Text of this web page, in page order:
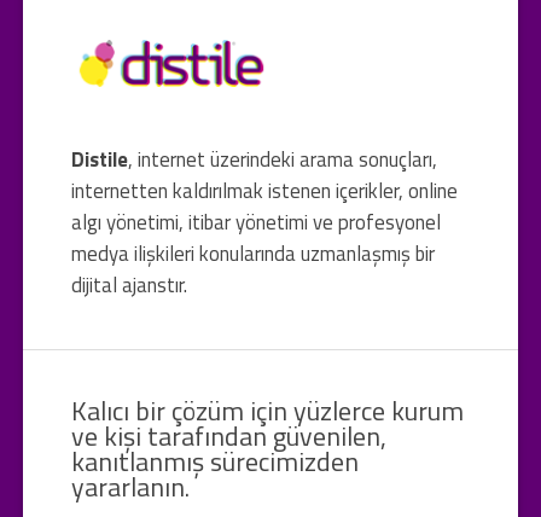
Distile, internet üzerindeki arama sonuçları,
internetten kaldırılmak istenen içerikler, online
algı yönetimi, itibar yönetimi ve profesyonel
medya ilişkileri konularında uzmanlaşmış bir
dijital ajanstır.
Kalıcı bir çözüm için yüzlerce kurum
ve kişi tarafından güvenilen,
kanıtlanmış sürecimizden
yararlanın.